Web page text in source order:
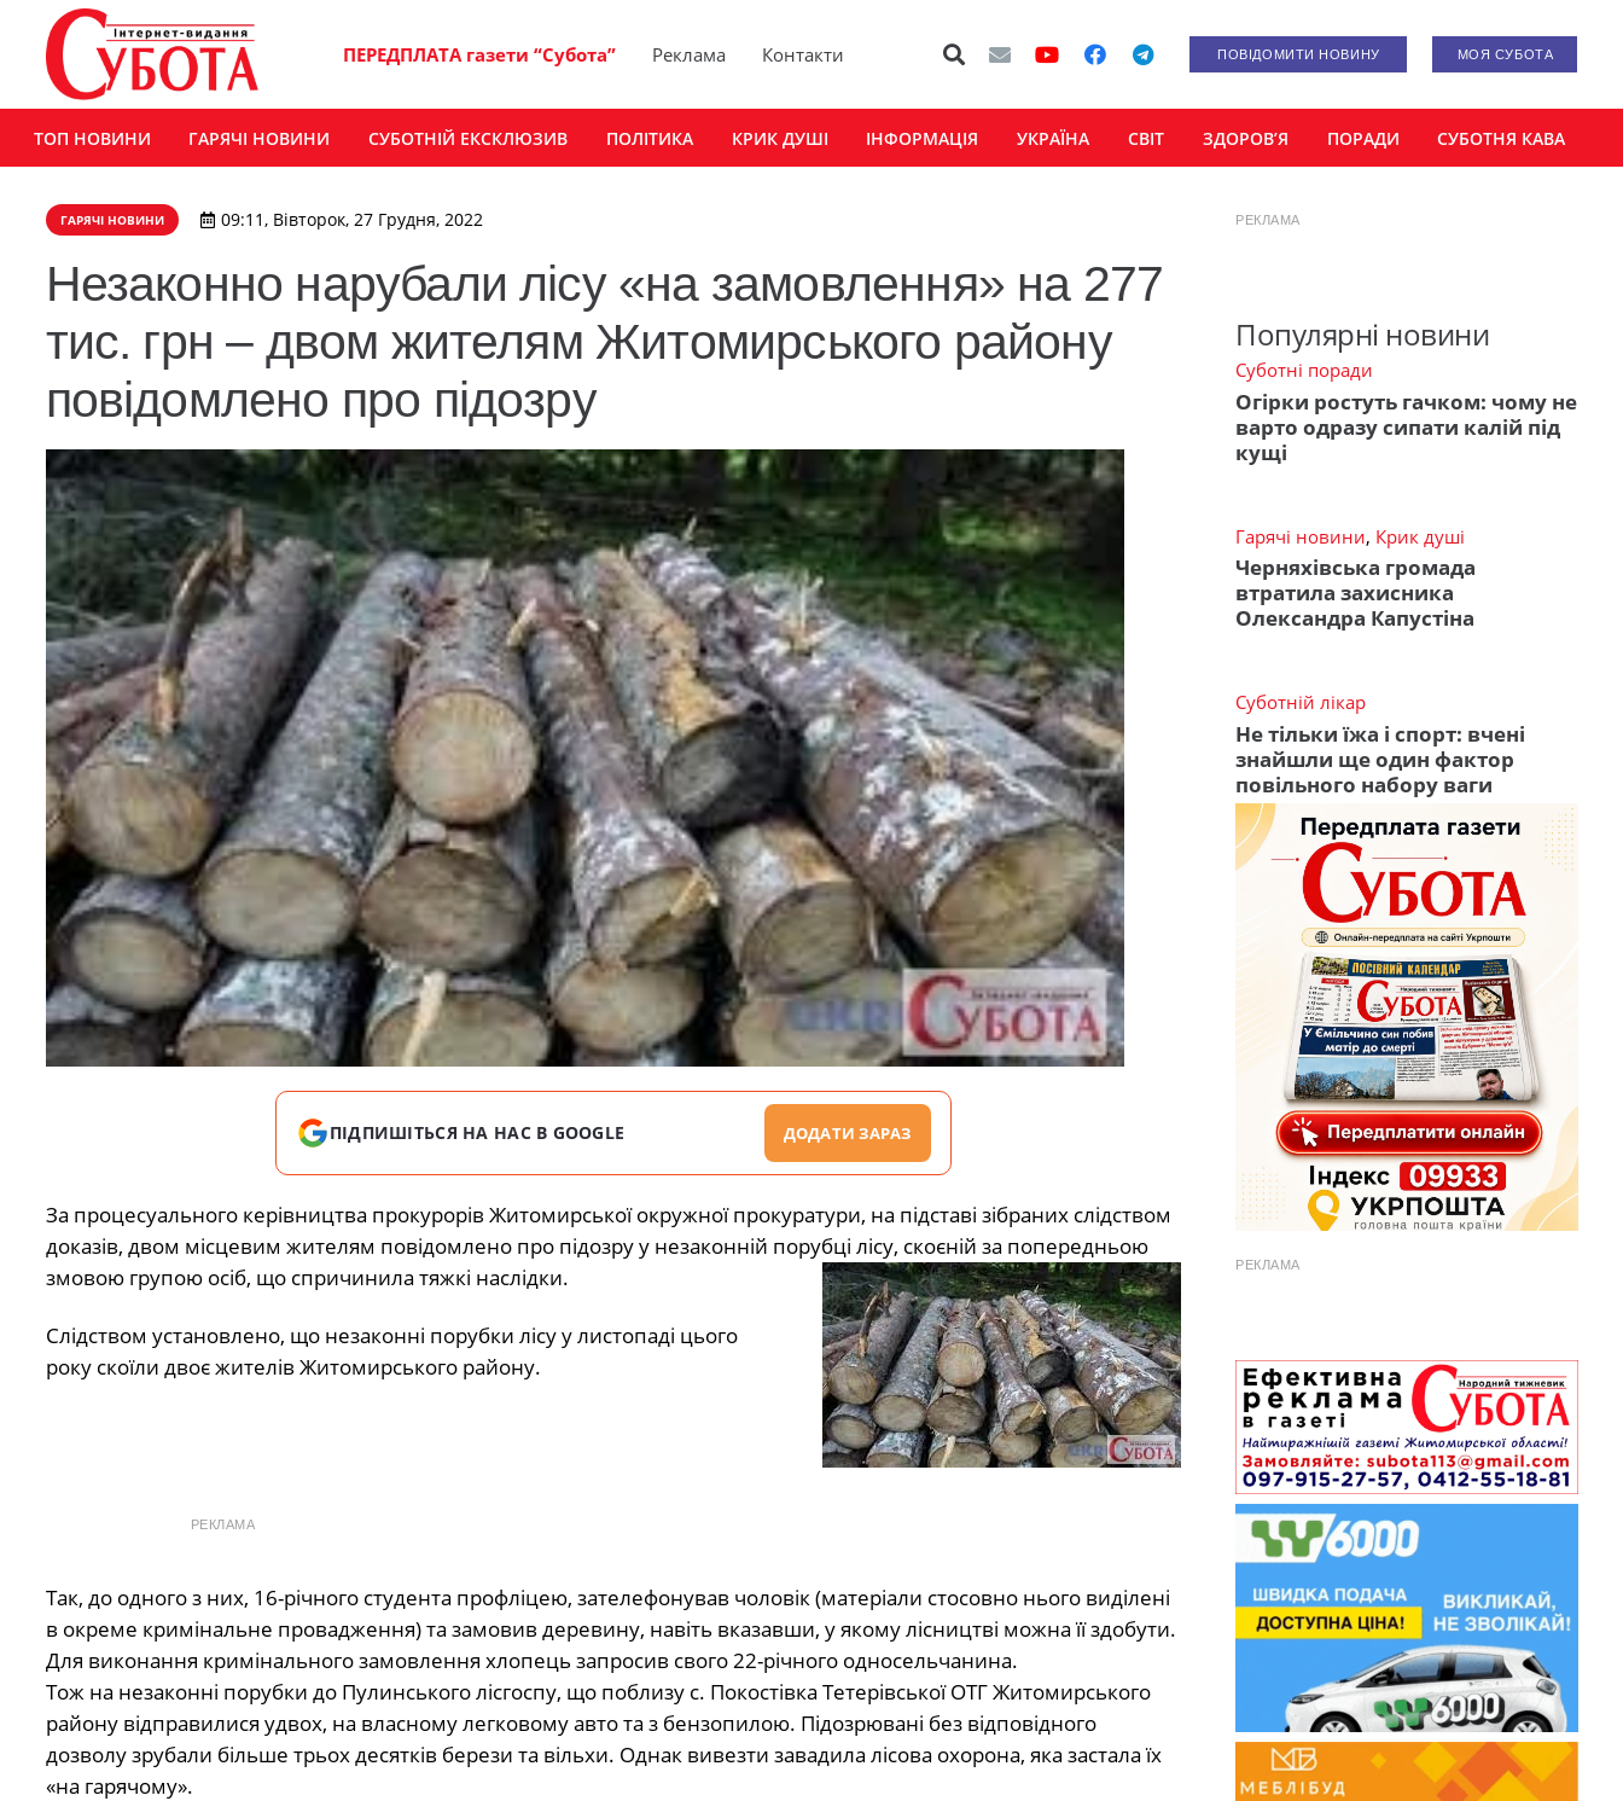
ПЕРЕДПЛАТА газети “Субота” Реклама Контакти ПОВІДОМИТИ НОВИНУ МОЯ СУБОТА
ТОП НОВИНИ ГАРЯЧІ НОВИНИ СУБОТНІЙ ЕКСКЛЮЗИВ ПОЛІТИКА КРИК ДУШІ ІНФОРМАЦІЯ УКРАЇНА СВІТ ЗДОРОВ’Я ПОРАДИ СУБОТНЯ КАВА
ГАРЯЧІ НОВИНИ 09:11, Вівторок, 27 Грудня, 2022
Незаконно нарубали лісу «на замовлення» на 277
тис. грн – двом жителям Житомирського району
повідомлено про підозру
ПІДПИШІТЬСЯ НА НАС В GOOGLE ДОДАТИ ЗАРАЗ
За процесуального керівництва прокурорів Житомирської окружної прокуратури, на підставі зібраних слідством
доказів, двом місцевим жителям повідомлено про підозру у незаконній порубці лісу, скоєній за попередньою
змовою групою осіб, що спричинила тяжкі наслідки.
Слідством установлено, що незаконні порубки лісу у листопаді цього
року скоїли двоє жителів Житомирського району.
РЕКЛАМА
Так, до одного з них, 16-річного студента профліцею, зателефонував чоловік (матеріали стосовно нього виділені
в окреме кримінальне провадження) та замовив деревину, навіть вказавши, у якому лісництві можна її здобути.
Для виконання кримінального замовлення хлопець запросив свого 22-річного односельчанина.
Тож на незаконні порубки до Пулинського лісгоспу, що поблизу с. Покостівка Тетерівської ОТГ Житомирського
району відправилися удвох, на власному легковому авто та з бензопилою. Підозрювані без відповідного
дозволу зрубали більше трьох десятків берези та вільхи. Однак вивезти завадила лісова охорона, яка застала їх
«на гарячому».
РЕКЛАМА
Популярні новини
Суботні поради
Огірки ростуть гачком: чому не
варто одразу сипати калій під
кущі
Гарячі новини, Крик душі
Черняхівська громада
втратила захисника
Олександра Капустіна
Суботній лікар
Не тільки їжа і спорт: вчені
знайшли ще один фактор
повільного набору ваги
РЕКЛАМА